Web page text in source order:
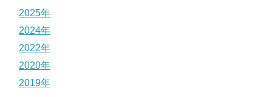
2025年
2024年
2022年
2020年
2019年